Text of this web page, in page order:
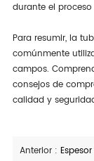
durante el
Para resumir, la
comúnmente
campos.
consejos de
calidad y
Anterior : Espesor